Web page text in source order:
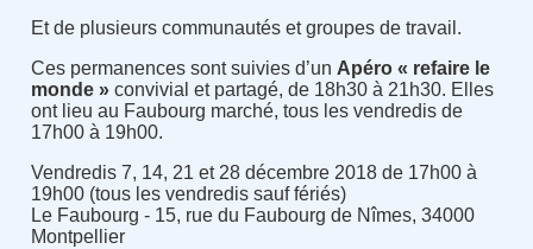
Et de plusieurs communautés et groupes de travail.
Ces permanences sont suivies d’un Apéro « refaire le
monde »convivial et partagé, de 18h30 à 21h30. Elles
ont lieu au Faubourg marché, tous les vendredis de
17h00 à 19h00.
Vendredis 7, 14, 21 et 28 décembre 2018 de 17h00 à
19h00 (tous les vendredis sauf fériés)
Le Faubourg - 15, rue du Faubourg de Nîmes, 34000
Montpellier